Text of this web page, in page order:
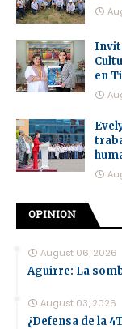
en
OPINION
August 06, 2026
Aguirre: La
August 03, 2026
¿Defensa de la